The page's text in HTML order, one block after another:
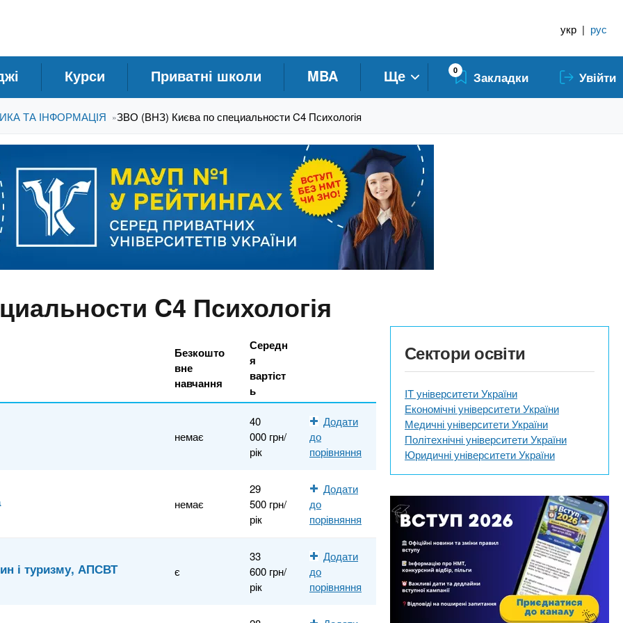
укр | рус
Курси Приватні школи MBA Ще 0 Закладки Увійти
ТА ІНФОРМАЦІЯ »ЗВО (ВНЗ) Києва по специальности C4 Психологія
C4 Психологія
Безкошто
вне
навчання
Середн
я
вартіст
ь
немає
40
000 грн/
рік
Додати
до
порівняння
немає
29
500 грн/
рік
Додати
до
порівняння
і туризму, АПСВТ є
33
600 грн/
рік
Додати
до
порівняння
Сектори освіти
IT університети України
Економічні університети України
Медичні університети України
Політехнічні університети України
Юридичні університети України